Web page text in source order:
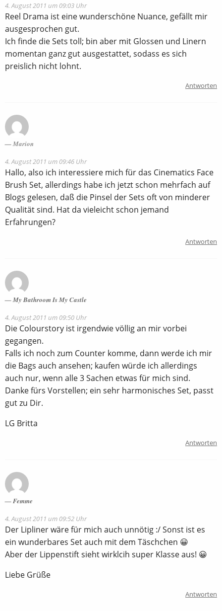
4. August 2011 um 09:03 Uhr
Reel Drama ist eine wunderschöne Nuance, gefällt mir
ausgesprochen gut.
Ich finde die Sets toll; bin aber mit Glossen und Linern
momentan ganz gut ausgestattet, sodass es sich
preislich nicht lohnt.
Antworten
Marion
4. August 2011 um 09:46 Uhr
Hallo, also ich interessiere mich für das Cinematics Face
Brush Set, allerdings habe ich jetzt schon mehrfach auf
Blogs gelesen, daß die Pinsel der Sets oft von minderer
Qualität sind. Hat da vieleicht schon jemand
Erfahrungen?
Antworten
My Bathroom Is My Castle
4. August 2011 um 09:50 Uhr
Die Colourstory ist irgendwie völlig an mir vorbei
gegangen.
Falls ich noch zum Counter komme, dann werde ich mir
die Bags auch ansehen; kaufen würde ich allerdings
auch nur, wenn alle 3 Sachen etwas für mich sind.
Danke fürs Vorstellen; ein sehr harmonisches Set, passt
gut zu Dir.
LG Britta
Antworten
Femme
4. August 2011 um 09:52 Uhr
Der Lipliner wäre für mich auch unnötig :/ Sonst ist es
ein wunderbares Set auch mit dem Täschchen 😀
Aber der Lippenstift sieht wirklcih super Klasse aus! 😀
Liebe Grüße
Antworten